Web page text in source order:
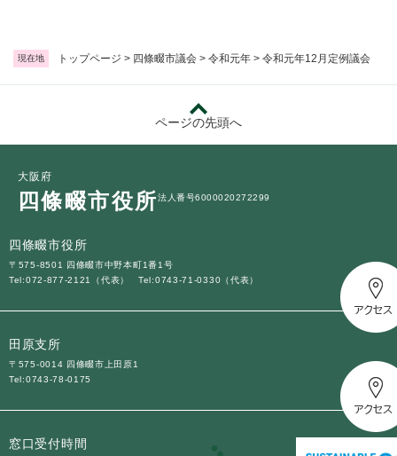
現在地 トップページ > 四條畷市議会 > 令和元年 > 令和元年12月定例議会
ページの先頭へ
大阪府
四條畷市役所法人番号6000020272299
四條畷市役所
〒575-8501 四條畷市中野本町1番1号
Tel:072-877-2121（代表）
Tel:0743-71-0330（代表）
田原支所
〒575-0014 四條畷市上田原1
Tel:0743-78-0175
窓口受付時間